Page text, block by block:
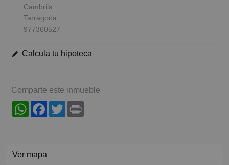
Cambrils
Tarragona
977360527
Calcula tu hipoteca
Comparte este inmueble
WhatsAppFacebook
Twitter
Ver mapa